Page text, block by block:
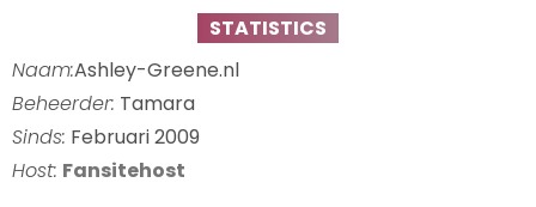
STATISTICS
Naam:Ashley-Greene.nl
Beheerder: Tamara
Sinds: Februari 2009
Host: Fansitehost